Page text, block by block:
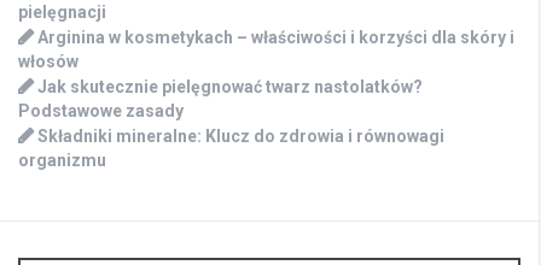
pielęgnacji
Arginina w kosmetykach – właściwości i korzyści dla skóry i
włosów
Jak skutecznie pielęgnować twarz nastolatków?
Podstawowe zasady
Składniki mineralne: Klucz do zdrowia i równowagi
organizmu